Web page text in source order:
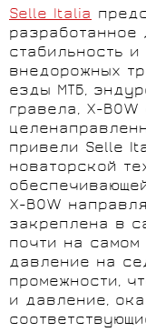
Selle Italia
разработанное
стабильность
внедорожных
езды МТБ,
гравела, X-
привели Selle
новаторской
X-BOW
закреплена в
почти на
давление на
промежности,
и давление,